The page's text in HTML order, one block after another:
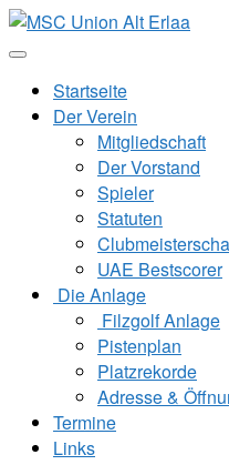
Zum
Inhalt
Startseite
Der Verein
Mitgliedschaft
Der Vorstand
Spieler
Statuten
UAE Bestscorer
Die Anlage
Filzgolf Anlage
Pistenplan
Platzrekorde
Adresse &
Termine
Links